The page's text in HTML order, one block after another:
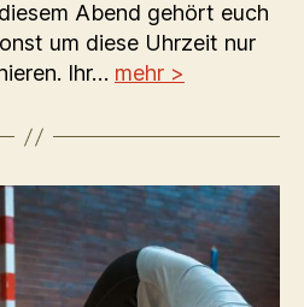
Abend gehört euch
um diese Uhrzeit nur
Ihr… mehr >